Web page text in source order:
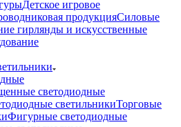
Детское игровое
продукцияСиловые
гирлянды и искусственные
светодиодные
светильникиТорговые
Фигурные светодиодные